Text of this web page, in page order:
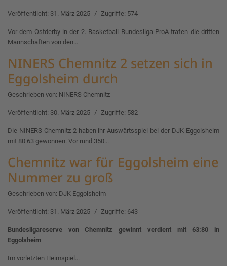
Veröffentlicht: 31. März 2025 Zugriffe: 574
Vor dem Ostderby in der 2. Basketball Bundesliga ProA trafen die dritten
Mannschaften von den...
NINERS Chemnitz 2 setzen sich in
Eggolsheim durch
Geschrieben von: NINERS Chemnitz
Veröffentlicht: 30. März 2025 Zugriffe: 582
Die NINERS Chemnitz 2 haben ihr Auswärtsspiel bei der DJK Eggolsheim
mit 80:63 gewonnen. Vor rund 350...
Chemnitz war für Eggolsheim eine
Nummer zu groß
Geschrieben von: DJK Eggolsheim
Veröffentlicht: 31. März 2025 Zugriffe: 643
Bundesligareserve von Chemnitz gewinnt verdient mit 63:80 in
Eggolsheim
Im vorletzten Heimspiel...